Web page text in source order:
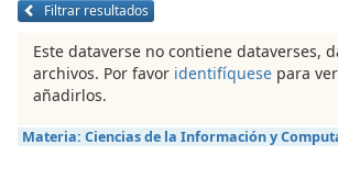
Filtrar resultados
Este dataverse no contiene dataverses,
archivos. Por favor identifíquese para
añadirlos.
Materia: Ciencias de la Información y